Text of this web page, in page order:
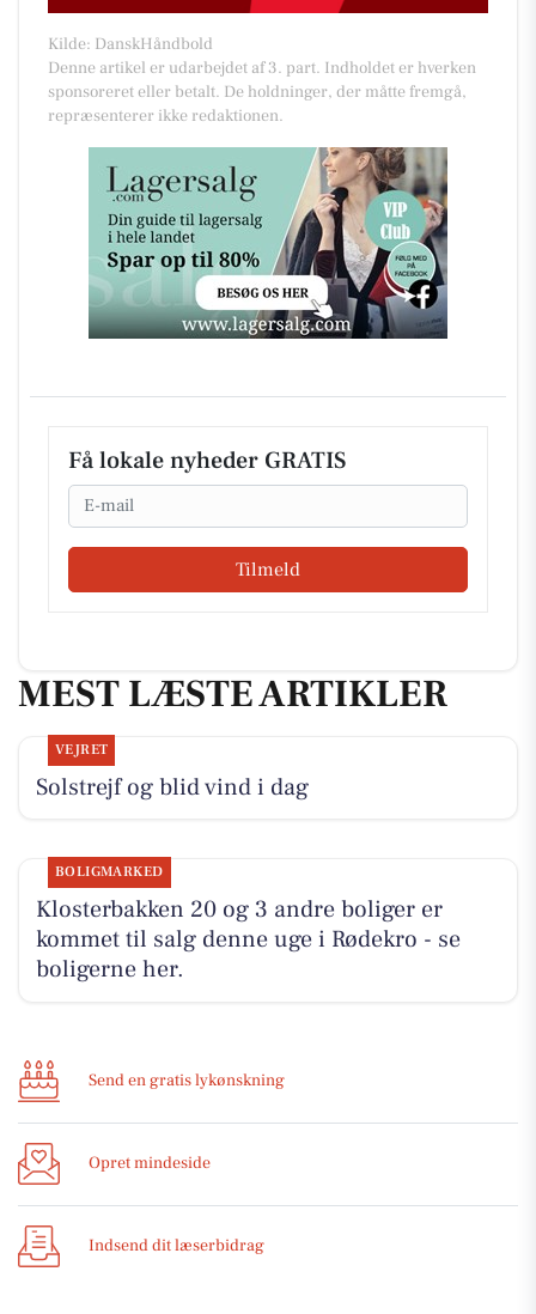
Kilde: DanskHåndbold
Denne artikel er udarbejdet af 3. part. Indholdet er hverken
sponsoreret eller betalt. De holdninger, der måtte fremgå,
repræsenterer ikke redaktionen.
Få lokale nyheder GRATIS
Email
Tilmeld
MEST LÆSTE ARTIKLER
VEJRET
Solstrejf og blid vind i dag
BOLIGMARKED
Klosterbakken 20 og 3 andre boliger er
kommet til salg denne uge i Rødekro - se
boligerne her.
Send en gratis lykønskning
Opret mindeside
Indsend dit læserbidrag